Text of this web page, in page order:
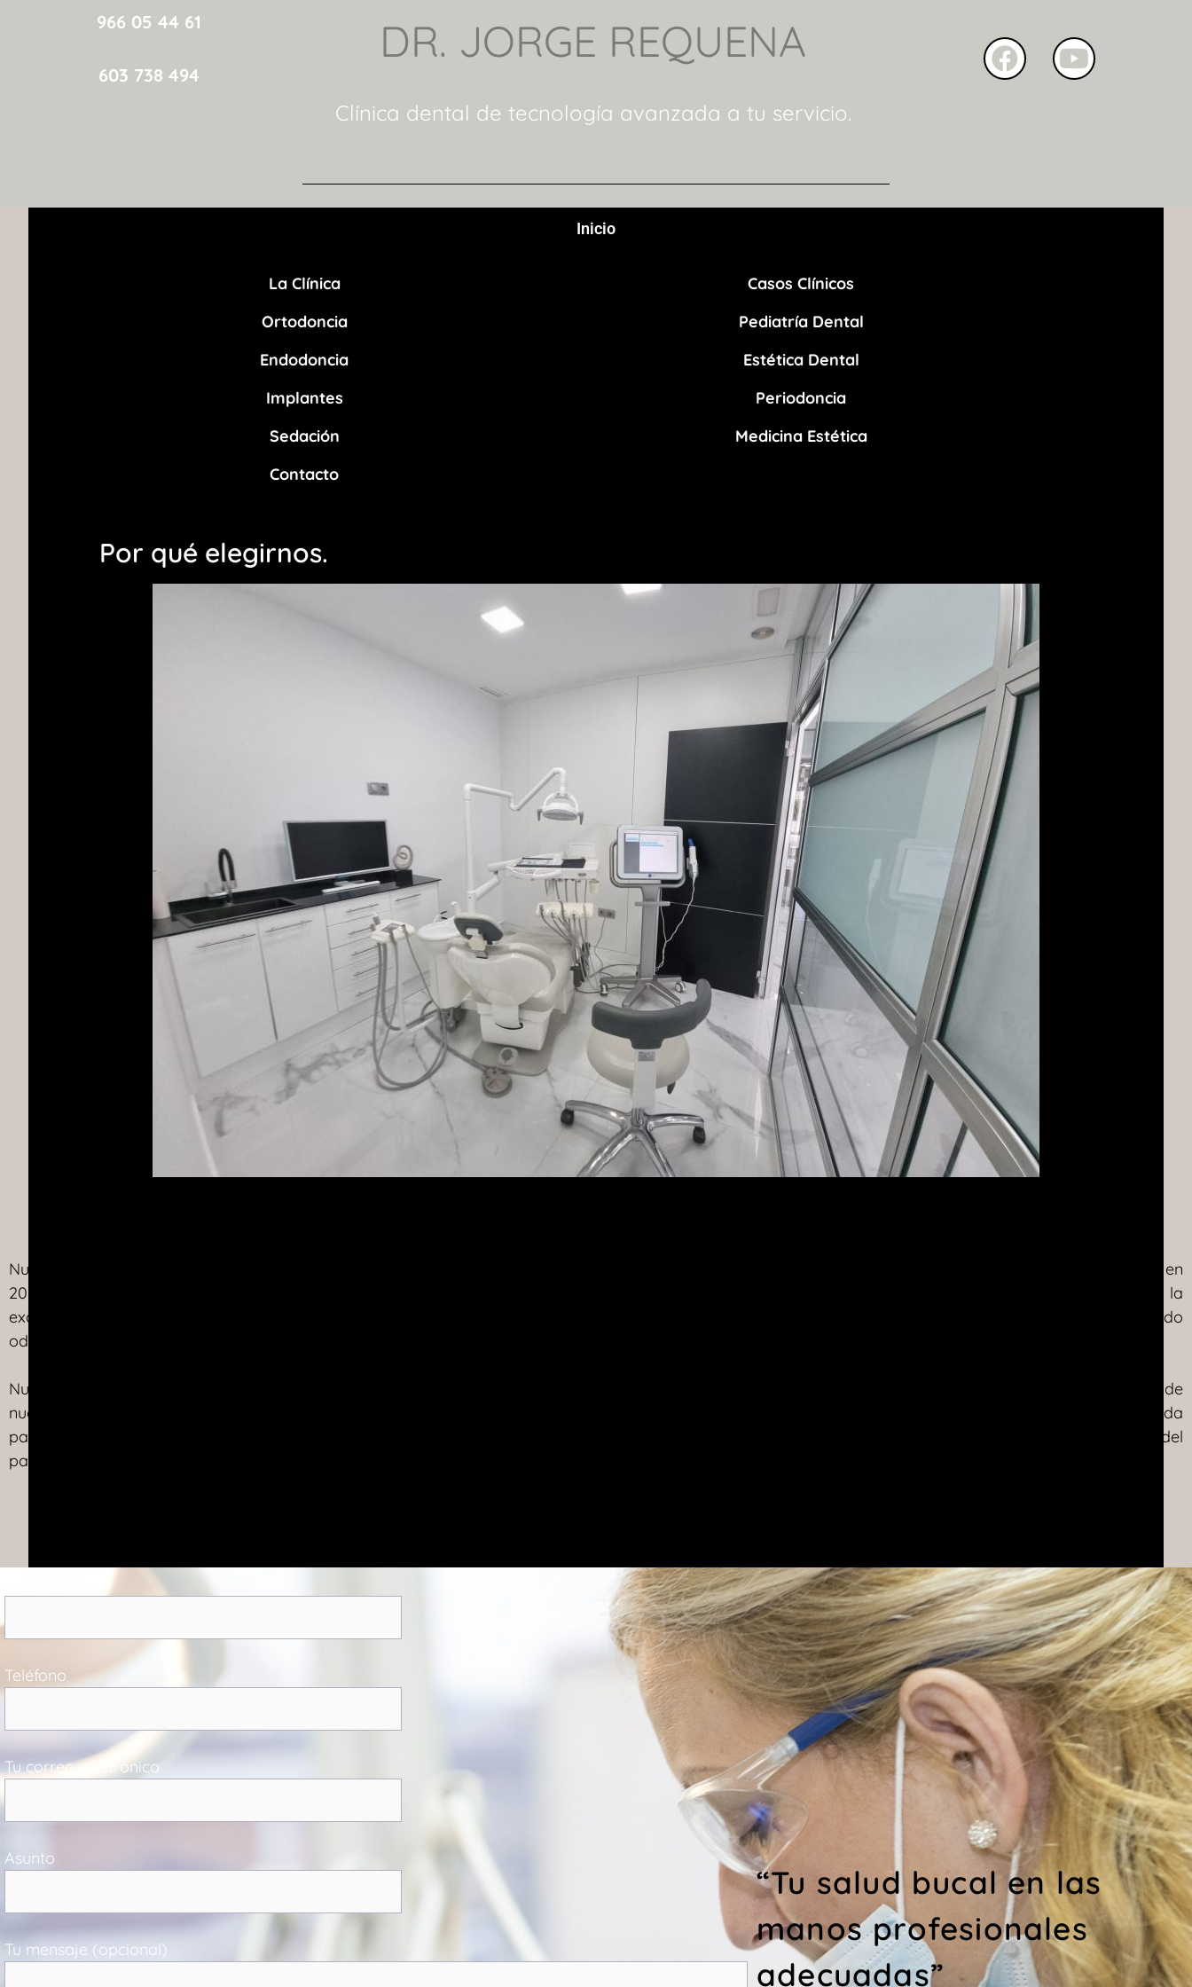
966 05 44 61
603 738 494
DR. JORGE REQUENA
Clínica dental de tecnología avanzada a tu servicio.
Inicio
La Clínica
Casos Clínicos
Ortodoncia
Pediatría Dental
Endodoncia
Estética Dental
Implantes
Periodoncia
Sedación
Medicina Estética
Contacto
Por qué elegirnos.
Nuestras
y Dolores han brindado a los pacientes los mejores tratamientos de cuidado dental desde nuestro establecimiento en
2007. Nuestro equipo altamente calificado de dentistas generales, especialistas e higienistas está dirigido por el Dr. Jorge Requena en su compromiso con la
excelencia. Cada una de nuestras clínicas está equipada con la última tecnología de punta para proporcionar una gama completa de tratamientos; incluyendo
odontología cosmética, implantes dentales, prótesis, odontología infantil, colocación de carillas y ortodoncia.
Nuestras clínicas dentales en Torrevieja y Dolores son únicas porque incorporamos habilidades, experiencia y tecnología bajo un mismo techo. El trabajo de
nuestros odontólogos altamente calificados de diversas disciplinas de odontología, junto con el uso de los últimos equipos y tecnologías garantiza que cada
paciente sea tratado con el más alto nivel. Nuestro equipo completo funciona con el único propósito de garantizar la completa atención y satisfacción del
paciente, y esta dedicación es lo que siempre nos ha distinguido de nuestros homólogos.
Teléfono
Tu correo electrónico
Asunto
Tu mensaje (opcional)
“Tu salud bucal en las
manos profesionales
adecuadas”